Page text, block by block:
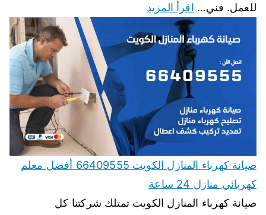
للعمل. فني… اقرأ المزيد
صيانة كهرباء المنازل الكويت 66409555 أفضل معلم
كهربائي منازل 24 ساعة
صيانة كهرباء المنازل الكويت تمتلك شركتنا كل